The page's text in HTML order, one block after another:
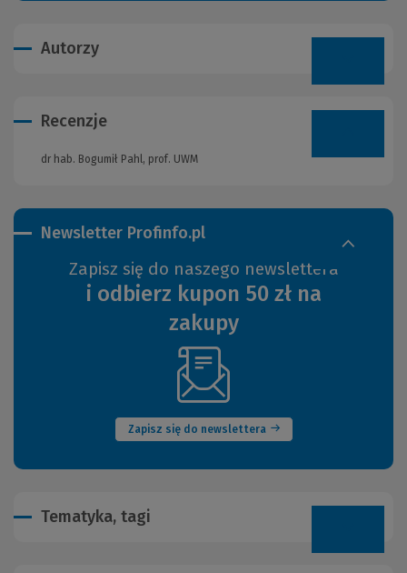
Autorzy
Newsletter Profinfo.pl
Zapisz się do naszego newslettera
i odbierz kupon 50 zł na
zakupy
Zapisz się do newslettera
(Nowe
okno)
Tematyka, tagi
Recenzje
dr hab. Bogumił Pahl, prof. UWM